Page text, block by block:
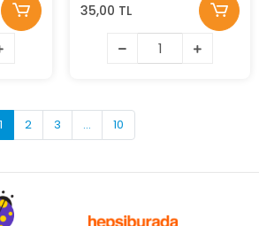
35,00 TL
1 2 3 ... 10